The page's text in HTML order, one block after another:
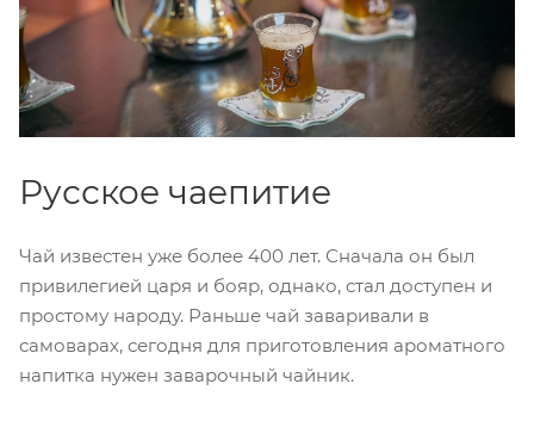
Русское чаепитие
Чай известен уже более 400 лет. Сначала он был
привилегией царя и бояр, однако, стал доступен и
простому народу. Раньше чай заваривали в
самоварах, сегодня для приготовления ароматного
напитка нужен заварочный чайник.